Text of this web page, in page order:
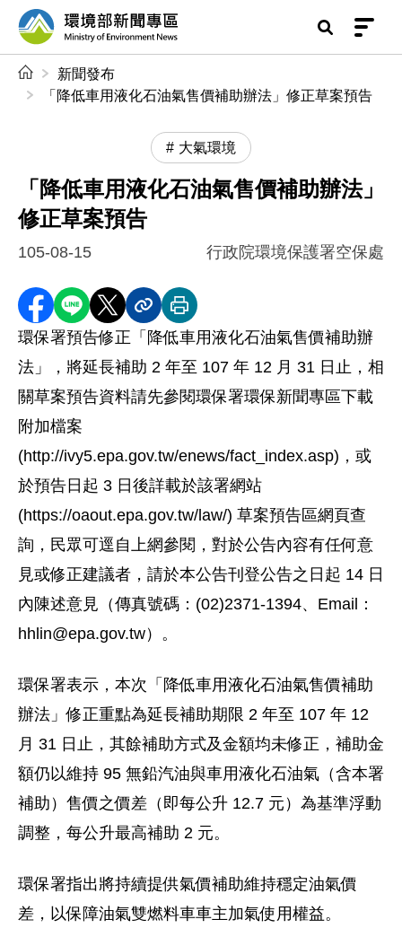
前往中央內容區塊
環境部新聞專區
新聞發布
「降低車用液化石油氣售價補助辦法」修正草案預告
大氣環境
「降低車用液化石油氣售價補助辦法」
修正草案預告
105-08-15 行政院環境保護署空保處
分享至 Facebook
分享到 LINE
分享到 X分享內容連結
列印本頁
環保署預告修正「降低車用液化石油氣售價補助辦
法」，將延長補助 2 年至 107 年 12 月 31 日止，相
關草案預告資料請先參閱環保署環保新聞專區下載
附加檔案
(http://ivy5.epa.gov.tw/enews/fact_index.asp)，或
於預告日起 3 日後詳載於該署網站
(https://oaout.epa.gov.tw/law/) 草案預告區網頁查
詢，民眾可逕自上網參閱，對於公告內容有任何意
見或修正建議者，請於本公告刊登公告之日起 14 日
內陳述意見（傳真號碼：(02)2371-1394、Email：
hhlin@epa.gov.tw）。
環保署表示，本次「降低車用液化石油氣售價補助
辦法」修正重點為延長補助期限 2 年至 107 年 12
月 31 日止，其餘補助方式及金額均未修正，補助金
額仍以維持 95 無鉛汽油與車用液化石油氣（含本署
補助）售價之價差（即每公升 12.7 元）為基準浮動
調整，每公升最高補助 2 元。
環保署指出將持續提供氣價補助維持穩定油氣價
差，以保障油氣雙燃料車車主加氣使用權益。